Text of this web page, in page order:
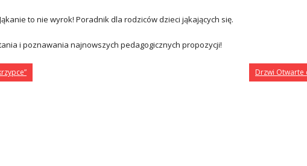
to nie wyrok! Poradnik dla rodziców dzieci jąkających się.
i poznawania najnowszych pedagogicznych propozycji!
Drzwi Otwarte